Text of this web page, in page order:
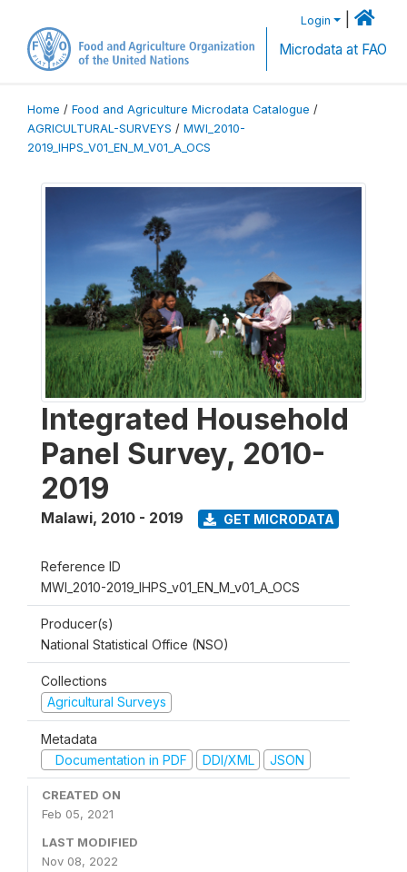
Login
Microdata at FAO
Home / Food and Agriculture Microdata Catalogue /
AGRICULTURAL-SURVEYS / MWI_2010-
2019_IHPS_V01_EN_M_V01_A_OCS
Integrated Household
Panel Survey, 2010-
2019
Malawi, 2010 - 2019 GET MICRODATA
Reference ID
MWI_2010-2019_IHPS_v01_EN_M_v01_A_OCS
Producer(s)
National Statistical Office (NSO)
Collections
Agricultural Surveys
Metadata
Documentation in PDF
DDI/XML JSON
CREATED ON
Feb 05, 2021
LAST MODIFIED
Nov 08, 2022